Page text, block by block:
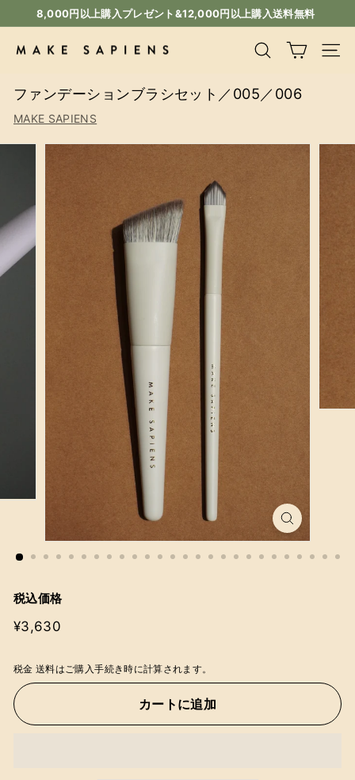
ン
ッ
ス
シ
止
8,000円以上購入プレゼント&12,000円以上購入送料無料
M
K
E
S
E
N
検索 サイ
ファンデーションブラシセット／005／006
MAKE SAPIENS
税込価格
通
格
¥3,630
税金 送料はご購入手続き時に計算されます。
カートに追加